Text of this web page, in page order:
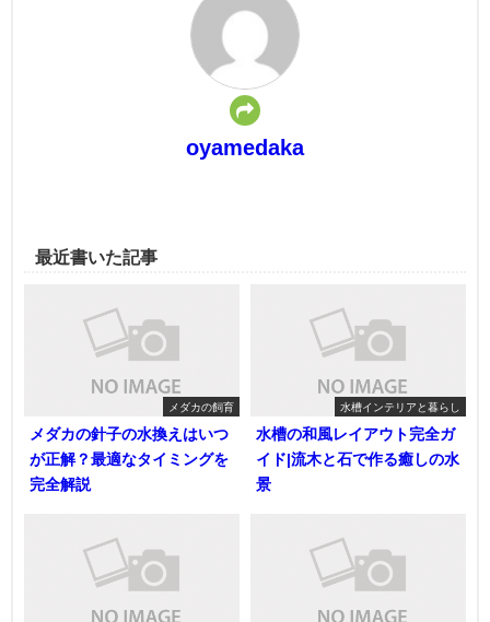
oyamedaka
最近書いた記事
メダカの飼育
メダカの針子の水換えはいつ
が正解？最適なタイミングを
完全解説
水槽インテリアと暮らし
水槽の和風レイアウト完全ガ
イド|流木と石で作る癒しの水
景